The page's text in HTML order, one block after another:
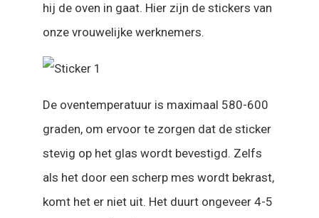
hij de oven in gaat. Hier zijn de stickers van
onze vrouwelijke werknemers.
De oventemperatuur is maximaal 580-600
graden, om ervoor te zorgen dat de sticker
stevig op het glas wordt bevestigd. Zelfs
als het door een scherp mes wordt bekrast,
komt het er niet uit. Het duurt ongeveer 4-5